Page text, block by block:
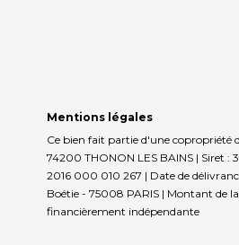
Mentions légales
Ce bien fait partie d'une copropriété
74200 THONON LES BAINS | Siret :
2016 000 010 267 | Date de
Boétie - 75008 PARIS | Montant de
financièrement indépendante